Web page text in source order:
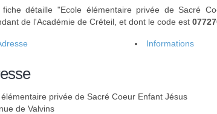
fiche détaille "Ecole élémentaire privée de Sacré
de l'Académie de Créteil, et dont le code est
Informations
élémentaire privée de Sacré Coeur Enfant Jésus
de Valvins